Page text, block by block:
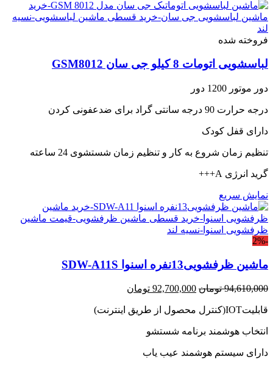
فروخته شده
لباسشویی اتومات 8 کیلو جی سان GSM8012
دور موتور 1200 دور
درجه حرارت 90 درجه سانتی گراد برای ضدعفونی کردن
دارای قفل کودک
تنظیم زمان شروع به کار و تنظیم زمان شستشوی 24 ساعته
گرید انرژی A+++
نمایش سریع
-2%
ماشین ظرفشویی13نفره اسنوا SDW-A11S
94,610,000 تومان قیمت
94,610,000 تومان
92,700,000 تومان
92,700,000 تومان.
قابلیتIOT(کنترل محصول از طریق اینترنت)
انتخاب هوشمند برنامه شستشو
دارای سیستم هوشمند عیب یاب